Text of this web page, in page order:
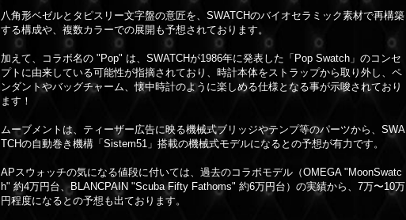
八角形ベゼルとタピスリー文字盤の意匠を、SWATCHのバイオセラミック素材で再構築
する構成や、複数カラーでの展開も予想されております。
加えて、コラボ名の "Pop" は、SWATCHが1986年に発表した「Pop Swatch」のコンセ
プトに由来している可能性が指摘されており、時計本体をストラップから取り外し、ペ
ンダントやバッグチャーム、懐中時計のように楽しめる仕様となる事が示唆されており
ます！
ムーブメントは、ティーザー広告に映る機械式ブリッジやテンプ等のパーツから、SWA
TCHの自動巻き機構「Sistem51」搭載の機械式モデルになるとの予想が有力です。
APスウォッチの気になる値段に付いては、過去のコラボモデル（OMEGA "MoonSwatc
h" 約4万円台、BLANCPAIN "Scuba Fifty Fathoms" 約6万円台）の実績から、7万〜10万
円程度になるとの予想も出ております。